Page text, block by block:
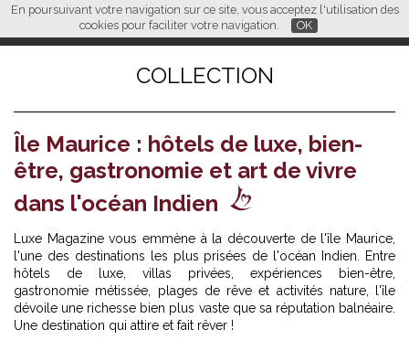
En poursuivant votre navigation sur ce site, vous acceptez l'utilisation des
cookies pour faciliter votre navigation.
OK
FR EN CN
L M
COLLECTION
Île Maurice : hôtels de luxe, bien-
être, gastronomie et art de vivre
dans l'océan Indien
Luxe Magazine vous emmène à la découverte de l'île Maurice,
l'une des destinations les plus prisées de l'océan Indien. Entre
hôtels de luxe, villas privées, expériences bien-être,
gastronomie métissée, plages de rêve et activités nature, l'île
dévoile une richesse bien plus vaste que sa réputation balnéaire.
Une destination qui attire et fait rêver !